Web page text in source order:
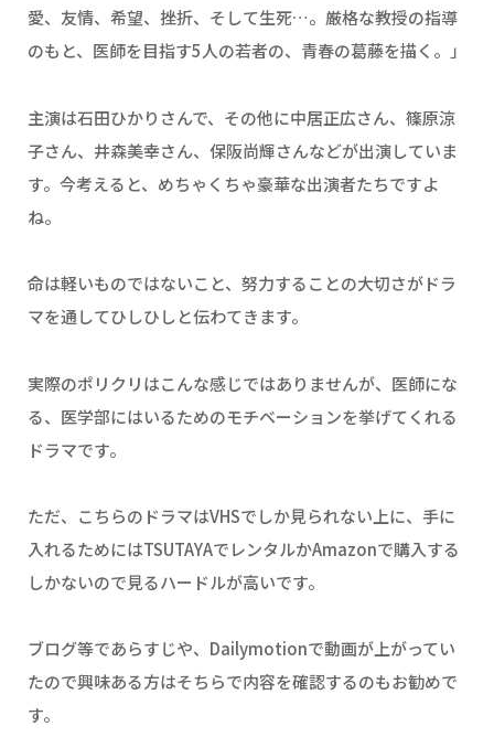
愛、友情、希望、挫折、そして生死…。厳格な教授の指導
のもと、医師を目指す5人の若者の、青春の葛藤を描く。」
主演は石田ひかりさんで、その他に中居正広さん、篠原涼
子さん、井森美幸さん、保阪尚輝さんなどが出演していま
す。今考えると、めちゃくちゃ豪華な出演者たちですよ
ね。
命は軽いものではないこと、努力することの大切さがドラ
マを通してひしひしと伝わてきます。
実際のポリクリはこんな感じではありませんが、医師にな
る、医学部にはいるためのモチベーションを挙げてくれる
ドラマです。
ただ、こちらのドラマはVHSでしか見られない上に、手に
入れるためにはTSUTAYAでレンタルかAmazonで購入する
しかないので見るハードルが高いです。
ブログ等であらすじや、Dailymotionで動画が上がってい
たので興味ある方はそちらで内容を確認するのもお勧めで
す。